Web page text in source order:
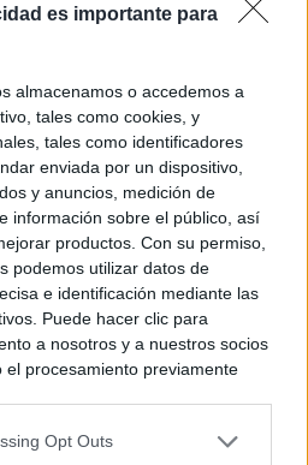
es importante para
almacenamos o accedemos a
tales como cookies, y
tales como identificadores
enviada por un dispositivo,
y anuncios, medición de
información sobre el público, así
productos. Con su permiso,
podemos utilizar datos de
e identificación mediante las
Puede hacer clic para
a nosotros y a nuestros socios
el procesamiento previamente
en cuenta que algún
Opt Outs